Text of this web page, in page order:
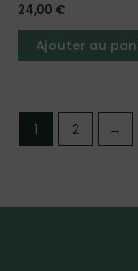
Note
5.00
sur 5
24,00 €
Ajouter au
1 2 →